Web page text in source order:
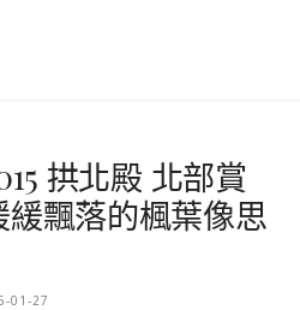
拱北殿 北部賞
飄落的楓葉像思
01-27